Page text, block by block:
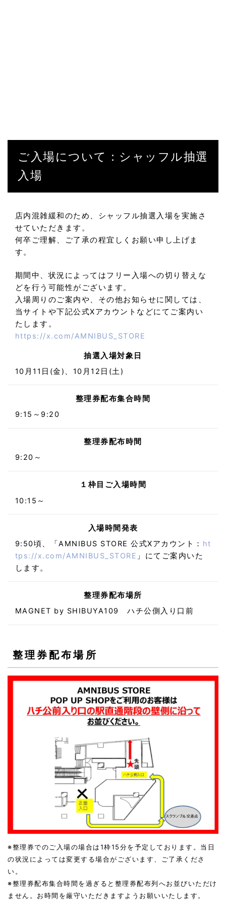
ご入場について：シャッフル抽選
入場
店内混雑緩和のため、シャッフル抽選入場を実施さ
せていただきます。
何卒ご理解、ご了承の程宜しくお願い申し上げま
す。
期間中、状況によってはフリー入場への切り替えな
どを行う可能性がございます。
入場周りのご案内や、その他お知らせに関しては、
当サイトや下記公式Xアカウントなどにてご案内い
たします。
https://x.com/AMNIBUS_STORE
抽選入場対象日
10月11日(金)、10月12日(土)
整理券配布集合時間
9:15～9:20
整理券配布時間
9:20～
１枠目ご入場時間
10:15～
入場時間発表
9:50頃、「AMNIBUS STORE 公式Xアカウント： ht
tps://x.com/AMNIBUS_STORE 」にてご案内いた
します。
整理券配布場所
MAGNET by SHIBUYA109 ハチ公側入り口前
整理券配布場所
※整理券でのご入場の場合は1枠15分を予定しております。当日
の状況によっては変更する場合がございます、ご了承くださ
い。
※整理券配布集合時間を過ぎると整理券配布列へお並びいただけ
ません。お時間を厳守いただきますようお願いいたします。